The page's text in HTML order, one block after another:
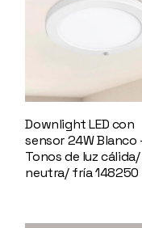
Downlight LED con
sensor 24W Blanco
Tonos de luz cálida/
neutra/ fría 148250